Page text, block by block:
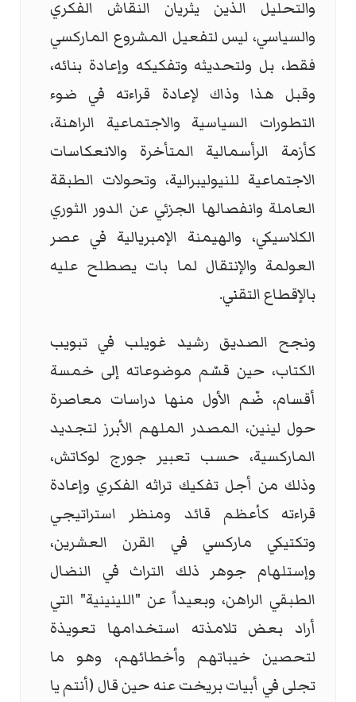
والتحليل الذين يثريان النقاش الفكري
والسياسي، ليس لتفعيل المشروع الماركسي
فقط، بل ولتحديثه وتفكيكه وإعادة بنائه،
وقبل هذا وذاك لإعادة قراءته في ضوء
التطورات السياسية والاجتماعية الراهنة،
كأزمة الرأسمالية المتأخرة والانعكاسات
الاجتماعية للنيوليبرالية، وتحولات الطبقة
العاملة وانفصالها الجزئي عن الدور الثوري
الكلاسيكي، والهيمنة الإمبريالية في عصر
العولمة والإنتقال لما بات يصطلح عليه
بالإقطاع التقني.
ونجح الصديق رشيد غويلب في تبويب
الكتاب، حين قسّم موضوعاته إلى خمسة
أقسام، ضّم الأول منها دراسات معاصرة
حول لينين، المصدر الملهم الأبرز لتجديد
الماركسية، حسب تعبير جورج لوكاتش،
وذلك من أجل تفكيك تراثه الفكري وإعادة
قراءته كأعظم قائد ومنظر استراتیجي
وتكتیكي ماركسي في القرن العشرین،
وإستلهام جوهر ذلك التراث في النضال
الطبقي الراهن، وبعيداً عن "اللينينية" التي
أراد بعض تلامذته استخدامها تعويذة
لتحصين خيباتهم وأخطائهم، وهو ما
تجلى في أبيات بريخت عنه حين قال (أنتم يا